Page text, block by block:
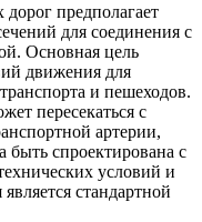
предполагает
для соединения с
Основная цель
движения для
и пешеходов.
пересекаться с
артерии,
быть спроектирована с
условий и
стандартной